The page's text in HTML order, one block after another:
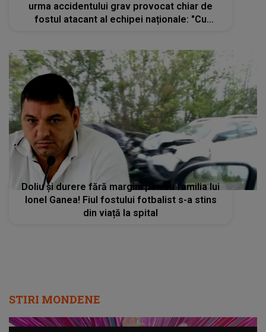
Doliu și durere fără margini pentru familia lui
Ionel Ganea! Fiul fostului fotbalist s-a stins
din viață la spital
STIRI MONDENE